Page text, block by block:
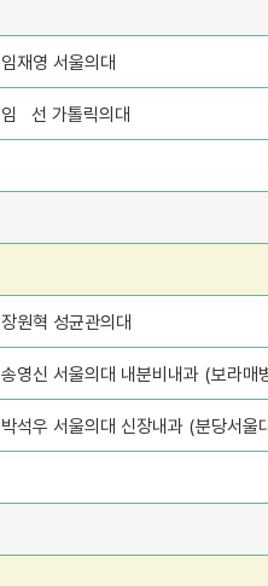
임재영 서울의대
임 선 가톨릭의대
장원혁 성균관의대
송영신 서울의대 내분비내과 (보라매
박석우 서울의대 신장내과 (분당서울